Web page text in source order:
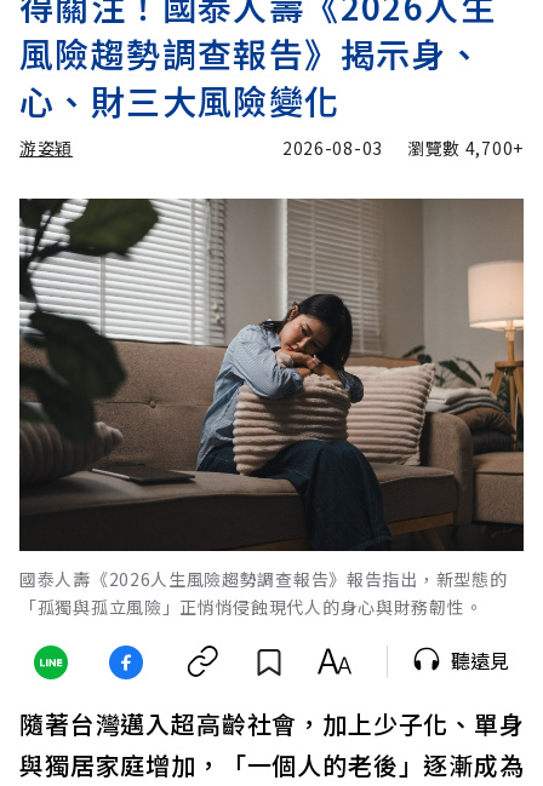
風險趨勢調查報告》揭示身、
心、財三大風險變化
游姿穎 2026-08-03 瀏覽數 4,700+
國泰人壽《2026人生風險趨勢調查報告》報告指出，新型態的
「孤獨與孤立風險」正悄悄侵蝕現代人的身心與財務韌性。
聽遠見
隨著台灣邁入超高齡社會，加上少子化、單身
與獨居家庭增加，「一個人的老後」逐漸成為